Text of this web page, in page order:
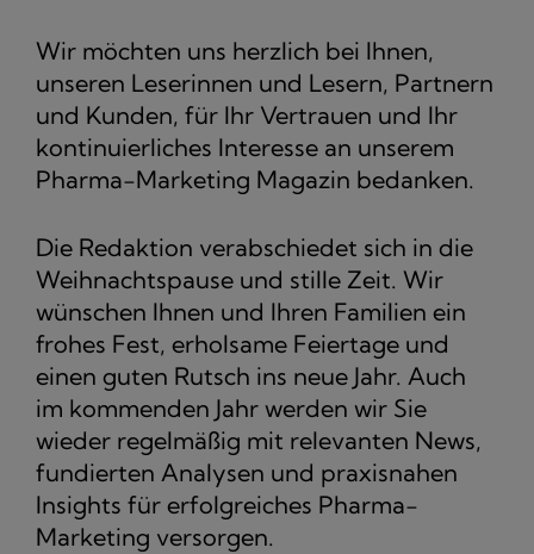
Wir möchten uns herzlich bei Ihnen,
unseren Leserinnen und Lesern, Partnern
und Kunden, für Ihr Vertrauen und Ihr
kontinuierliches Interesse an unserem
Pharma-Marketing Magazin bedanken.
Die Redaktion verabschiedet sich in die
Weihnachtspause und stille Zeit. Wir
wünschen Ihnen und Ihren Familien ein
frohes Fest, erholsame Feiertage und
einen guten Rutsch ins neue Jahr. Auch
im kommenden Jahr werden wir Sie
wieder regelmäßig mit relevanten News,
fundierten Analysen und praxisnahen
Insights für erfolgreiches Pharma-
Marketing versorgen.